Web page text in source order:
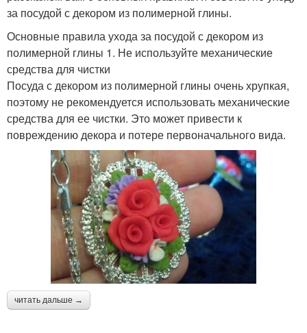
за посудой с декором из полимерной глины.
Основные правила ухода за посудой с декором из
полимерной глины 1. Не используйте механические
средства для чистки
Посуда с декором из полимерной глины очень хрупкая,
поэтому не рекомендуется использовать механические
средства для ее чистки. Это может привести к
повреждению декора и потере первоначального вида.
читать дальше →